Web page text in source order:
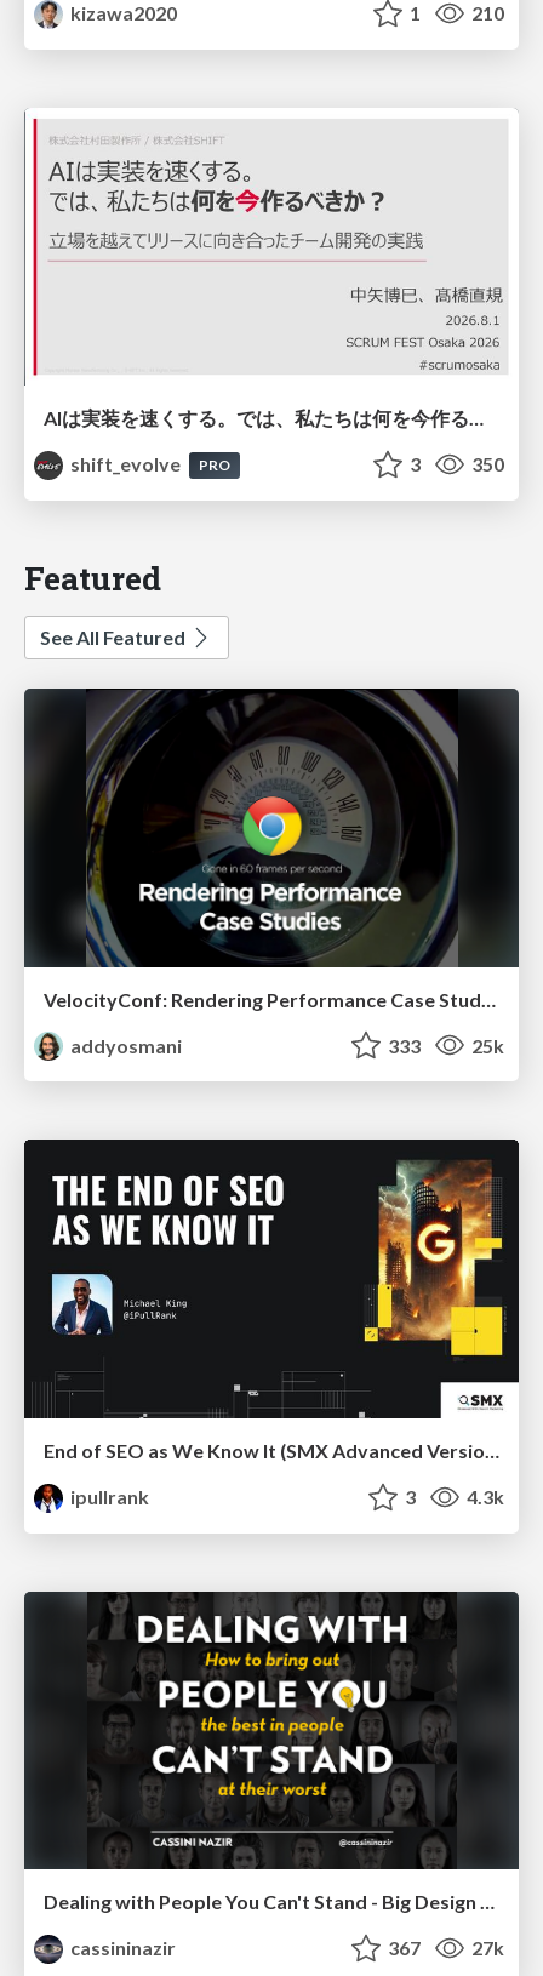
kizawa2020 1 210
AIは実装を速くする。では、私たちは何を今作るべきか？－立場を越えてリリースに向き合ったチーム開発の実践 / 20260801 Hiromi Nakaya and Naoki Takahashi
shift_evolve
PRO 3 350
Featured
See All Featured
addyosmani
333 25k
End of SEO as We Know It (SMX Advanced Version)
ipullrank
3 4.3k
Dealing with People You Can't Stand - Big Design 2015
cassininazir
367 27k